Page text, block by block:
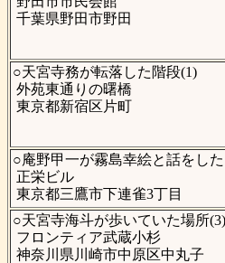
千葉県野田市野田
○天宮寺務が転落した階段(1)
外苑東通りの曙橋
東京都新宿区片町
○庵野甲一が霧島幸絵と話をし
正栄ビル
東京都三鷹市下連雀3丁目
○天宮寺海斗が歩いていた場所(3)
フロンティア武蔵小杉
神奈川県川崎市中原区中丸子